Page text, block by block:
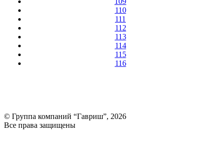
110
111
112
113
114
115
116
© Группа компаний “Гавриш”, 2026
Все права защищены